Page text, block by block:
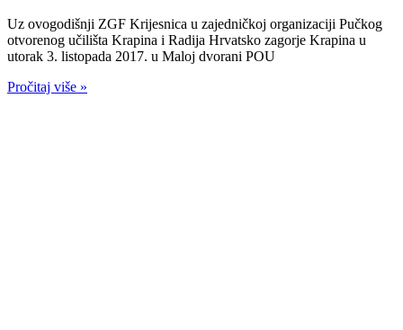
Uz ovogodišnji ZGF Krijesnica u zajedničkoj organizaciji Pučkog
otvorenog učilišta Krapina i Radija Hrvatsko zagorje Krapina u
utorak 3. listopada 2017. u Maloj dvorani POU
Pročitaj više »